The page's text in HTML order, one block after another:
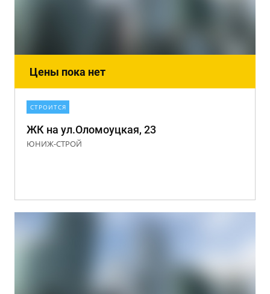
Цены пока нет
СТРОИТСЯ
ЖК на ул.Оломоуцкая, 23
ЮНИЖ-СТРОЙ